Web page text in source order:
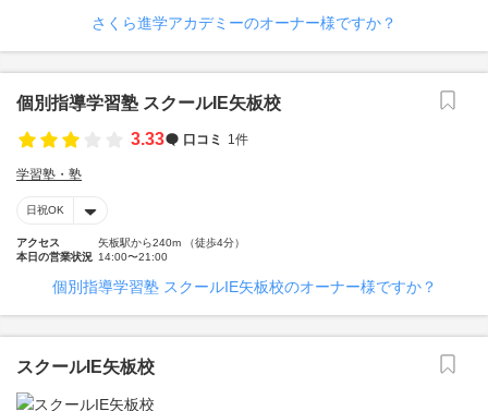
さくら進学アカデミーのオーナー様ですか？
個別指導学習塾 スクールIE矢板校
3.33
口コミ 1件
学習塾・塾
日祝OK
アクセス
矢板駅から240m （徒歩4分）
本日の営業状況 14:00〜21:00
個別指導学習塾 スクールIE矢板校のオーナー様ですか？
スクールIE矢板校